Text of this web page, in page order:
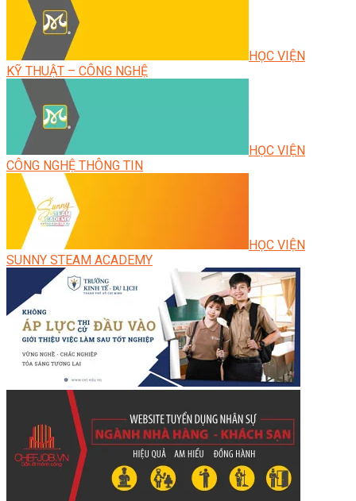
HỌC VIỆN
KỸ THUẬT – CÔNG NGHỆ
HỌC VIỆN
CÔNG NGHỆ THÔNG TIN
HỌC VIỆN
SUNNY STEAM ACADEMY